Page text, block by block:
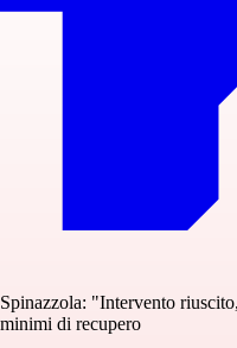
Spinazzola: "Intervento
minimi di recupero